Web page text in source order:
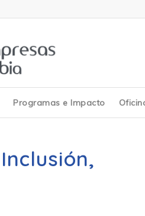
Programas e Impacto